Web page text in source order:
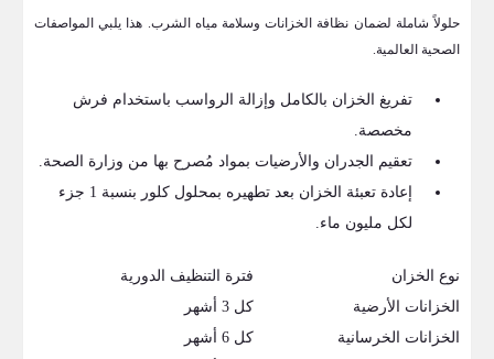
حلولاً شاملة لضمان نظافة الخزانات وسلامة مياه الشرب. هذا يلبي المواصفات
الصحية العالمية.
تفريغ الخزان بالكامل وإزالة الرواسب باستخدام فرش
مخصصة.
تعقيم الجدران والأرضيات بمواد مُصرح بها من وزارة الصحة.
إعادة تعبئة الخزان بعد تطهيره بمحلول كلور بنسبة 1 جزء
لكل مليون ماء.
نوع الخزان
فترة التنظيف الدورية
الخزانات الأرضية
كل 3 أشهر
الخزانات الخرسانية
كل 6 أشهر